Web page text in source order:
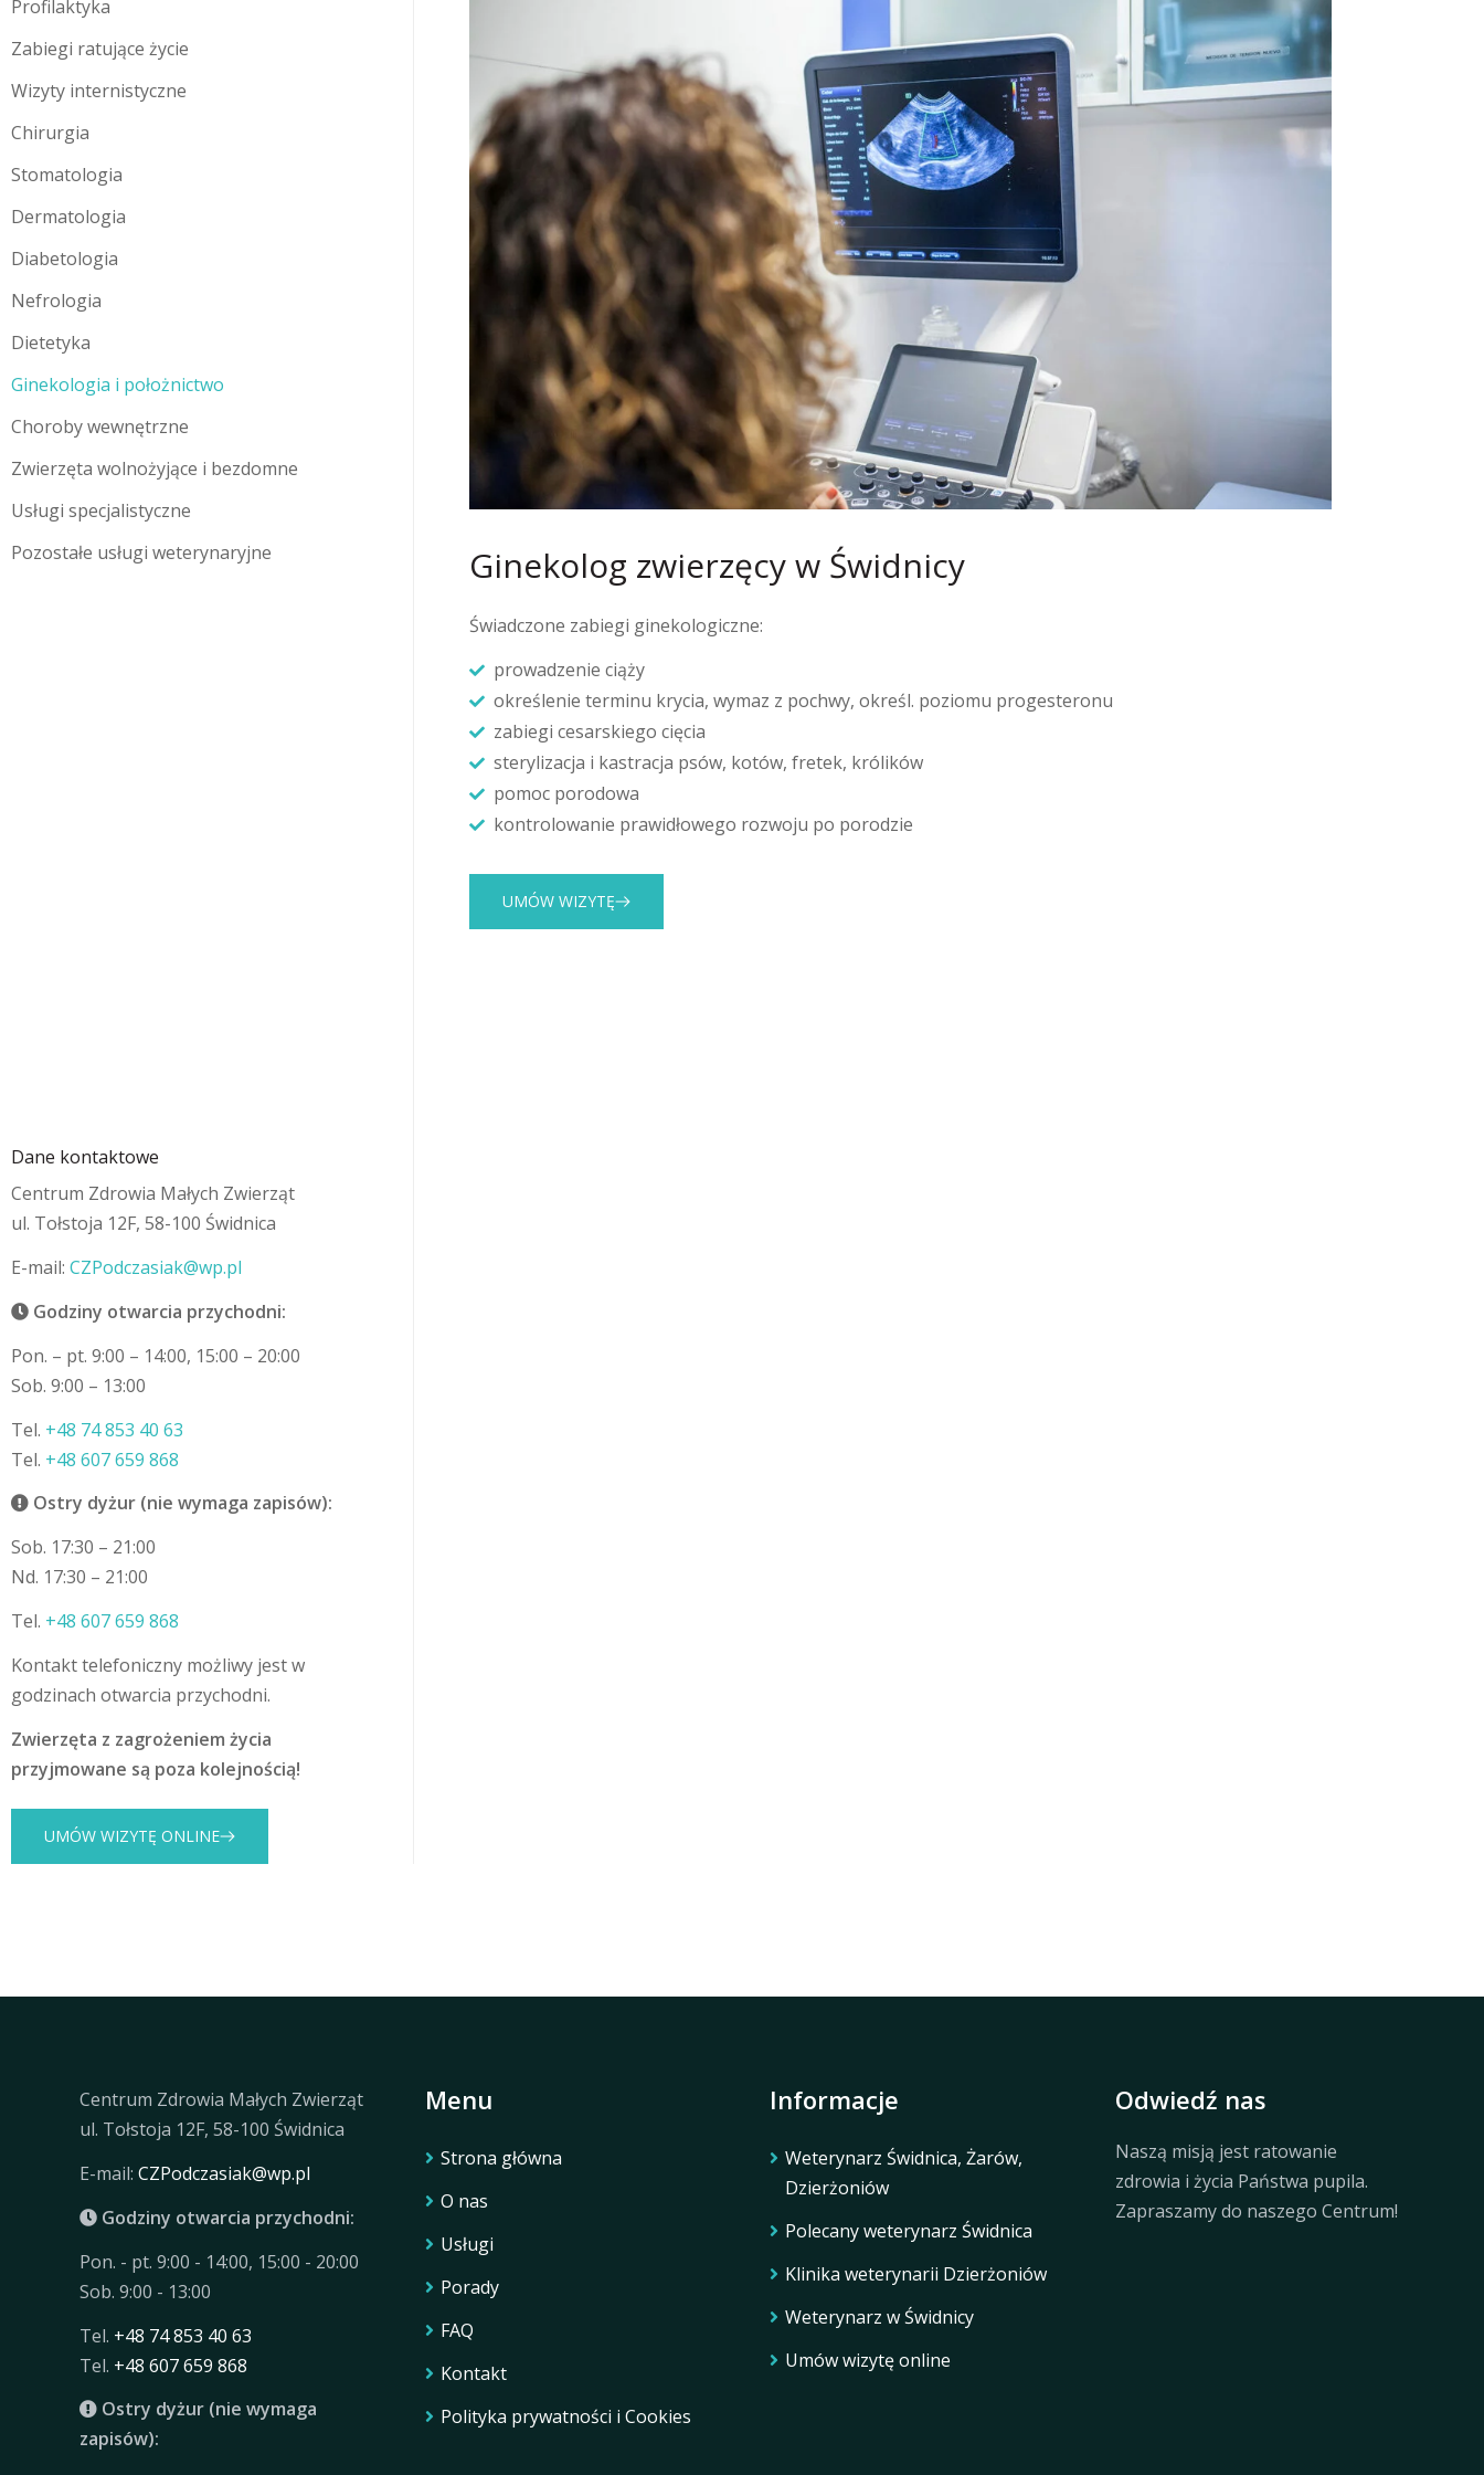
Profilaktyka
Zabiegi ratujące życie
Wizyty internistyczne
Chirurgia
Stomatologia
Dermatologia
Diabetologia
Nefrologia
Dietetyka
Ginekologia i położnictwo
Choroby wewnętrzne
Zwierzęta wolnożyjące i bezdomne
Usługi specjalistyczne
Pozostałe usługi weterynaryjne
Dane kontaktowe
Centrum Zdrowia Małych Zwierząt
ul. Tołstoja 12F, 58-100 Świdnica
E-mail: CZPodczasiak@wp.pl
Godziny otwarcia przychodni:
Pon. – pt. 9:00 – 14:00, 15:00 – 20:00
Sob. 9:00 – 13:00
Tel. +48 74 853 40 63
Tel. +48 607 659 868
Ostry dyżur (nie wymaga zapisów):
Sob. 17:30 – 21:00
Nd. 17:30 – 21:00
Tel. +48 607 659 868
Kontakt telefoniczny możliwy jest w
godzinach otwarcia przychodni.
Zwierzęta z zagrożeniem życia
przyjmowane są poza kolejnością!
UMÓW WIZYTĘ ONLINE
Ginekolog zwierzęcy w Świdnicy
Świadczone zabiegi ginekologiczne:
prowadzenie ciąży
określenie terminu krycia, wymaz z pochwy, określ. poziomu progesteronu
zabiegi cesarskiego cięcia
sterylizacja i kastracja psów, kotów, fretek, królików
pomoc porodowa
kontrolowanie prawidłowego rozwoju po porodzie
UMÓW WIZYTĘ
Centrum Zdrowia Małych Zwierząt
ul. Tołstoja 12F, 58-100 Świdnica
E-mail: CZPodczasiak@wp.pl
Godziny otwarcia przychodni:
Pon. - pt. 9:00 - 14:00, 15:00 - 20:00
Sob. 9:00 - 13:00
Tel. +48 74 853 40 63
Tel. +48 607 659 868
Ostry dyżur (nie wymaga
zapisów):
Menu
Strona główna
O nas
Usługi
Porady
FAQ
Kontakt
Polityka prywatności i Cookies
Informacje
Weterynarz Świdnica, Żarów,
Dzierżoniów
Polecany weterynarz Świdnica
Klinika weterynarii Dzierżoniów
Weterynarz w Świdnicy
Umów wizytę online
Odwiedź nas
Naszą misją jest ratowanie
zdrowia i życia Państwa pupila.
Zapraszamy do naszego Centrum!